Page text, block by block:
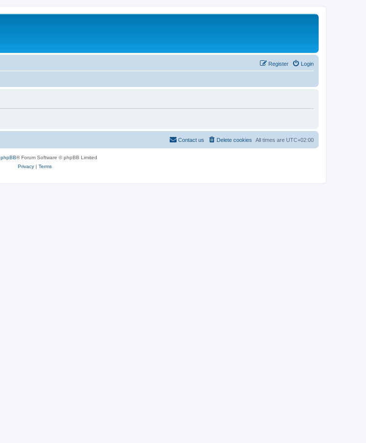
Login
Register
All times are UTC+02:00
Delete cookies
Contact us
phpBB® Forum Software © phpBB Limited
Privacy| Terms